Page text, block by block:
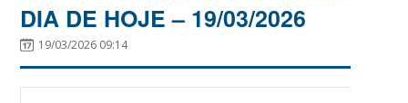
DIA DE HOJE – 19/03/2026
19/03/2026 09:14